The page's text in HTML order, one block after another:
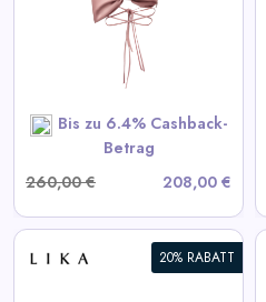
Categories
Bis zu 6.4% Cashback-
Betrag
260,00 €
208,00 €
View All LIKA Deals
20% RABATT